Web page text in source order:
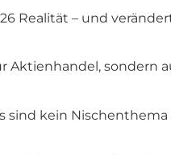
Realität – und
Aktienhandel, sondern
kein Nischenthema